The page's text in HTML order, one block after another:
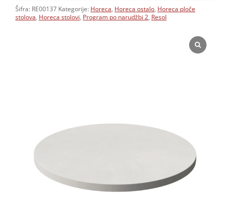
Šifra: RE00137 Kategorije: Horeca Horeca ostalo Horeca ploče
stolova Horeca stolovi Program po narudžbi 2 Resol